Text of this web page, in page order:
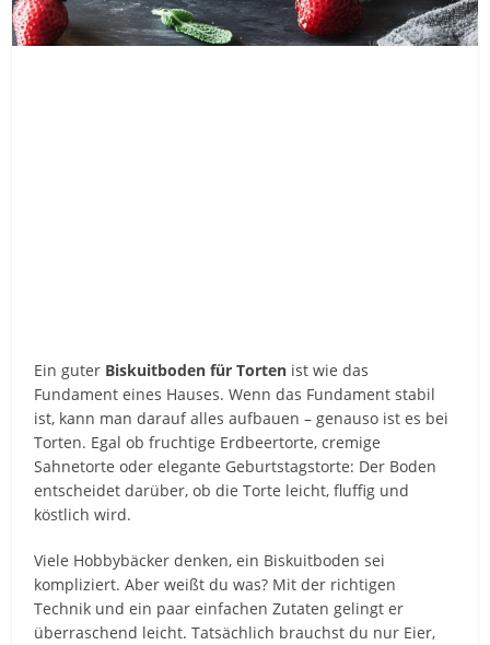
Ein guter Biskuitboden für Torten ist wie das
Fundament eines Hauses. Wenn das Fundament stabil
ist, kann man darauf alles aufbauen – genauso ist es bei
Torten. Egal ob fruchtige Erdbeertorte, cremige
Sahnetorte oder elegante Geburtstagstorte: Der Boden
entscheidet darüber, ob die Torte leicht, fluffig und
köstlich wird.
Viele Hobbybäcker denken, ein Biskuitboden sei
kompliziert. Aber weißt du was? Mit der richtigen
Technik und ein paar einfachen Zutaten gelingt er
überraschend leicht. Tatsächlich brauchst du nur Eier,